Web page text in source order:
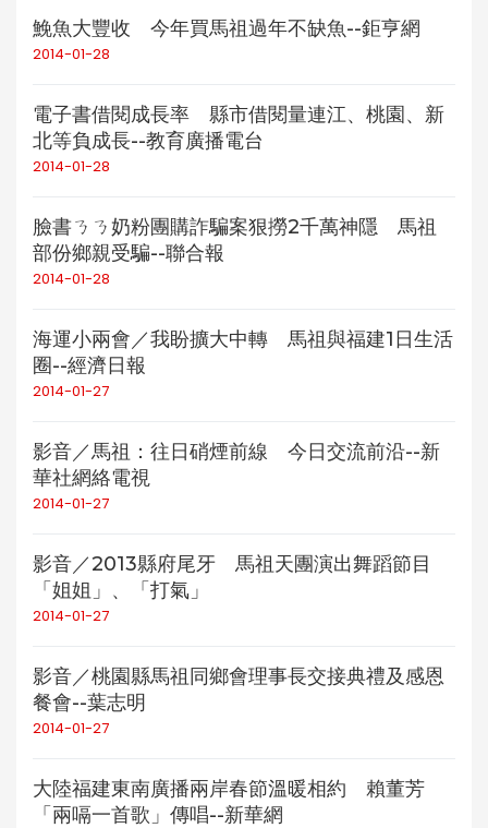
鮸魚大豐收 今年買馬祖過年不缺魚--鉅亨網
2014-01-28
電子書借閱成長率 縣市借閱量連江、桃園、新
北等負成長--教育廣播電台
2014-01-28
臉書ㄋㄋ奶粉團購詐騙案狠撈2千萬神隱 馬祖
部份鄉親受騙--聯合報
2014-01-28
海運小兩會／我盼擴大中轉 馬祖與福建1日生活
圈--經濟日報
2014-01-27
影音／馬祖：往日硝煙前線 今日交流前沿--新
華社網絡電視
2014-01-27
影音／2013縣府尾牙 馬祖天團演出舞蹈節目
「姐姐」、「打氣」
2014-01-27
影音／桃園縣馬祖同鄉會理事長交接典禮及感恩
餐會--葉志明
2014-01-27
大陸福建東南廣播兩岸春節溫暖相約 賴董芳
「兩嗝一首歌」傳唱--新華網